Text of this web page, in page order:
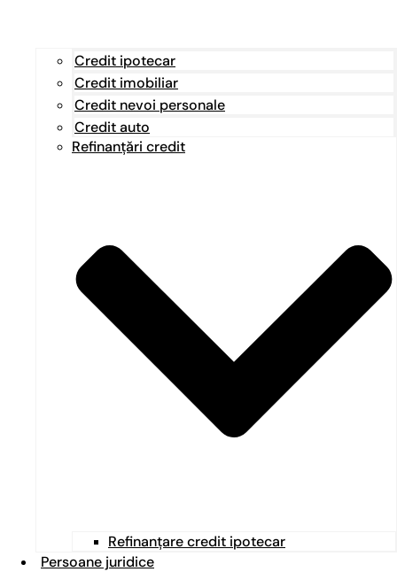
Credit ipotecar
Credit imobiliar
Credit nevoi personale
Credit auto
Refinanțări credit
Refinanțare credit ipotecar
Persoane juridice